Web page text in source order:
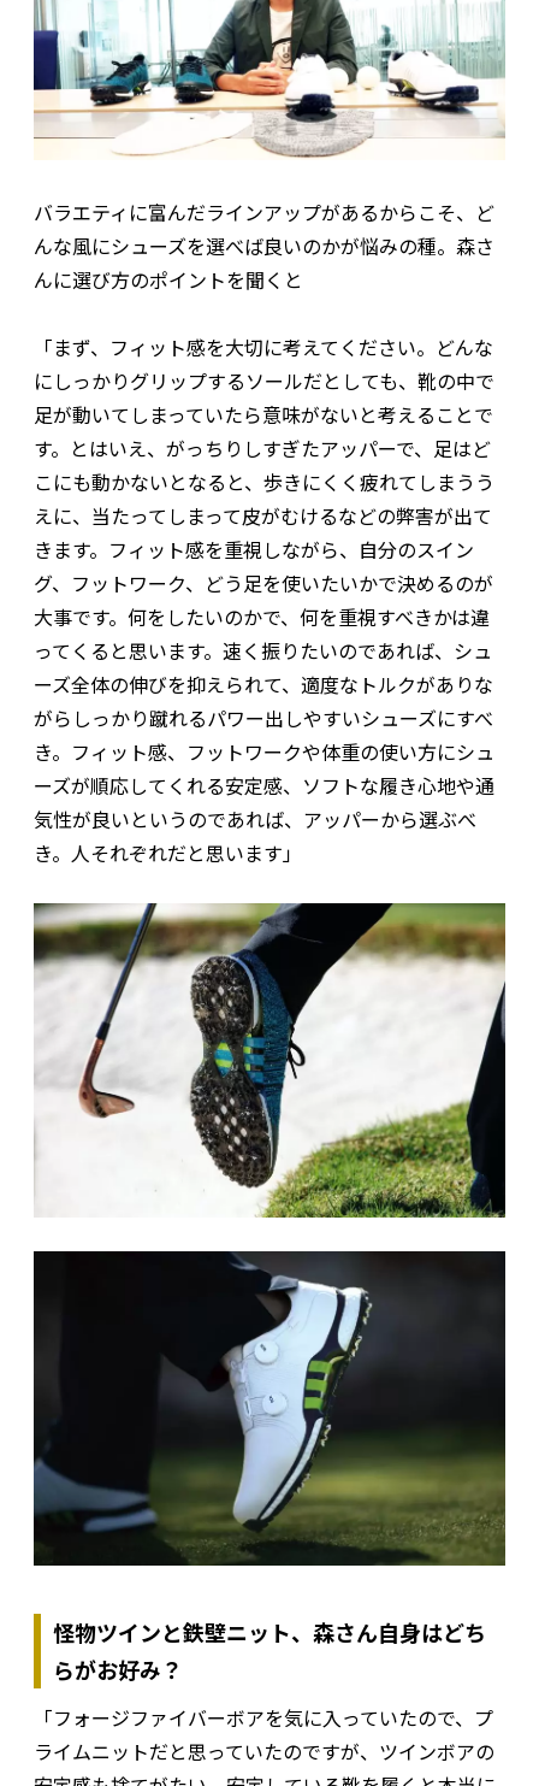
バラエティに富んだラインアップがあるからこそ、ど
んな風にシューズを選べば良いのかが悩みの種。森さ
んに選び方のポイントを聞くと
「まず、フィット感を大切に考えてください。どんな
にしっかりグリップするソールだとしても、靴の中で
足が動いてしまっていたら意味がないと考えることで
す。とはいえ、がっちりしすぎたアッパーで、足はど
こにも動かないとなると、歩きにくく疲れてしまうう
えに、当たってしまって皮がむけるなどの弊害が出て
きます。フィット感を重視しながら、自分のスイン
グ、フットワーク、どう足を使いたいかで決めるのが
大事です。何をしたいのかで、何を重視すべきかは違
ってくると思います。速く振りたいのであれば、シュ
ーズ全体の伸びを抑えられて、適度なトルクがありな
がらしっかり蹴れるパワー出しやすいシューズにすべ
き。フィット感、フットワークや体重の使い方にシュ
ーズが順応してくれる安定感、ソフトな履き心地や通
気性が良いというのであれば、アッパーから選ぶべ
き。人それぞれだと思います」
怪物ツインと鉄壁ニット、森さん自身はどち
らがお好み？
「フォージファイバーボアを気に入っていたので、プ
ライムニットだと思っていたのですが、ツインボアの